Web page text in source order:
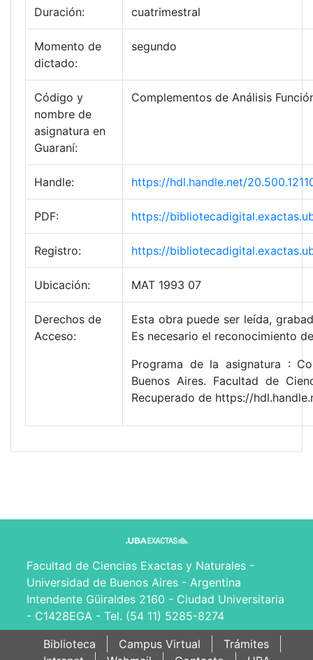
Duración: cuatrimestral
Momento de
dictado:
segundo
Código y
nombre de
asignatura en
Guaraní:
Complementos de Análisis
Handle: https://hdl.handle.net/
PDF: https://
Registro: https://
Ubicación: MAT 1993 07
Derechos de
Acceso:
Esta obra puede ser leída,
Es necesario el reconocimiento
Programa de la asignatura :
Buenos Aires. Facultad de
Recuperado de https://
Facultad de Ciencias Exactas y Naturales -
Universidad de Buenos Aires - Argentina
Intendente Güiraldes 2160 - Ciudad Universitaria
- C1428EGA - Tel. (54 11) 5285-8274
Biblioteca
Campus Virtual
Trámites